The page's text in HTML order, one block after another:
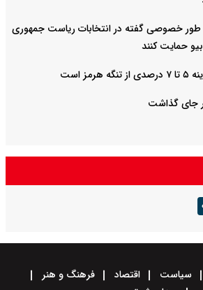
طور خصوصی گفته در انتخابات ریاست جمهوری
است
سیاست اقتصاد
فرهنگ و هنر